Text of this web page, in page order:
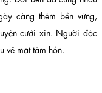
càng thêm bền vững,
cưới xin. Người độc
về mặt tâm hồn.